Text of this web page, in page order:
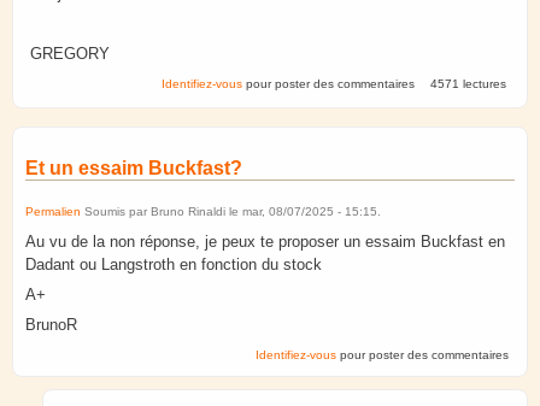
GREGORY
Identifiez-vous pour poster des commentaires 4571 lectures
Et un essaim Buckfast?
Permalien Soumis par Bruno Rinaldi le mar, 08/07/2025 - 15:15
Au vu de la non réponse, je peux te proposer un essaim Buckfast en
Dadant ou Langstroth en fonction du stock
A+
BrunoR
Identifiez-vous pour poster des commentaires